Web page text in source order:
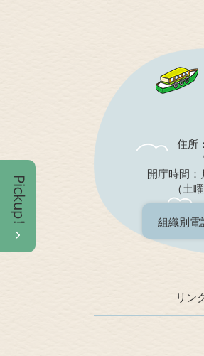
住所
開庁時間：
（土
組織別電
リン